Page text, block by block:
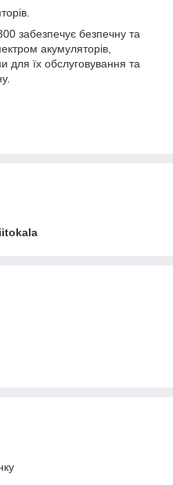
забезпечує безпечну та
акумуляторів,
для їх обслуговування та